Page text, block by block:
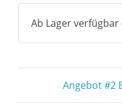
Ab Lager verfügbar
Angebot #2